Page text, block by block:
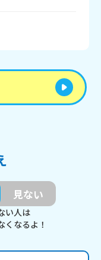
見ない
い人は
くなるよ！